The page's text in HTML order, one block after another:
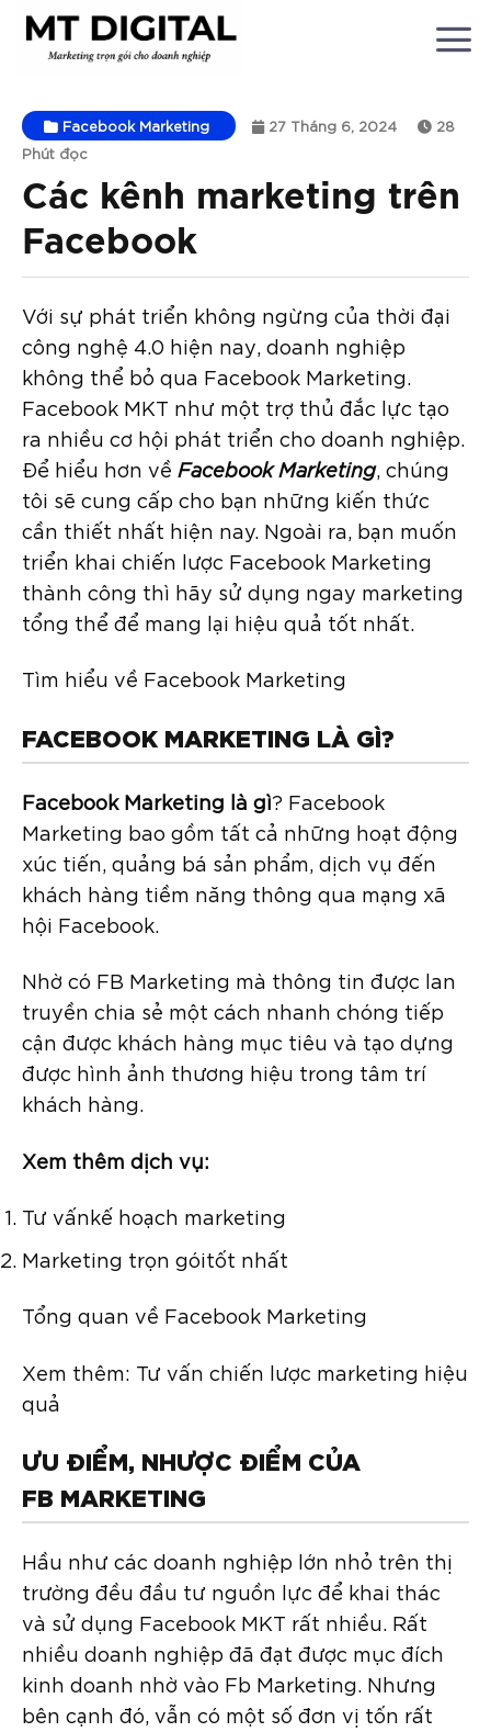
Chuyển
đến
Facebook Marketing 27 Tháng 6, 2024
28
Phút đọc
Các kênh marketing trên
Facebook
Với sự phát triển không ngừng của thời đại
công nghệ 4.0 hiện nay, doanh nghiệp
không thể bỏ qua Facebook Marketing.
Facebook MKT như một trợ thủ đắc lực tạo
ra nhiều cơ hội phát triển cho doanh nghiệp.
Để hiểu hơn về Facebook Marketing, chúng
tôi sẽ cung cấp cho bạn những kiến thức
cần thiết nhất hiện nay. Ngoài ra, bạn muốn
triển khai chiến lược Facebook Marketing
thành công thì hãy sử dụng ngay marketing
tổng thể để mang lại hiệu quả tốt nhất.
Tìm hiểu về Facebook Marketing
FACEBOOK MARKETING LÀ GÌ?
Facebook Marketing là gì? Facebook
Marketing bao gồm tất cả những hoạt động
xúc tiến, quảng bá sản phẩm, dịch vụ đến
khách hàng tiềm năng thông qua mạng xã
hội Facebook.
Nhờ có FB Marketing mà thông tin được lan
truyền chia sẻ một cách nhanh chóng tiếp
cận được khách hàng mục tiêu và tạo dựng
được hình ảnh thương hiệu trong tâm trí
khách hàng.
Xem thêm dịch vụ:
Tư vấnkế hoạch marketing
Marketing trọn góitốt nhất
Tổng quan về Facebook Marketing
Xem thêm: Tư vấn chiến lược marketing hiệu
quả
ƯU ĐIỂM, NHƯỢC ĐIỂM CỦA
FB MARKETING
Hầu như các doanh nghiệp lớn nhỏ trên thị
trường đều đầu tư nguồn lực để khai thác
và sử dụng Facebook MKT rất nhiều. Rất
nhiều doanh nghiệp đã đạt được mục đích
kinh doanh nhờ vào Fb Marketing. Nhưng
bên cạnh đó, vẫn có một số đơn vị tốn rất